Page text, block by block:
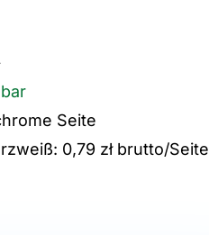
Seite
0,79 zł brutto/Seite